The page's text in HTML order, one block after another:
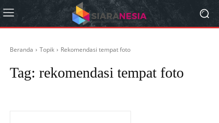
Beranda Topik Rekomendasi tempat foto
Tag: rekomendasi tempat foto